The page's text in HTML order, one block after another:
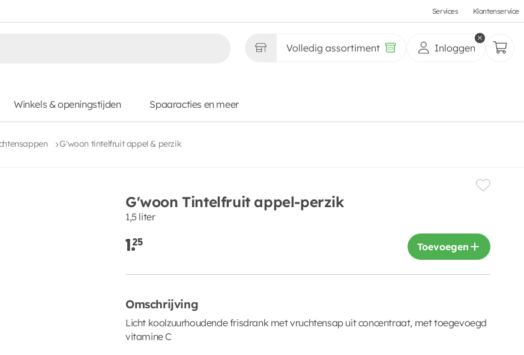
Services Klantenservice
Volledig assortiment Inloggen
Winkels & openingstijden Spaaracties en meer
G'woon tintelfruit appel & perzik
G'woon Tintelfruit appel-perzik
1,5 liter
1.25 Toevoegen
Omschrijving
Licht koolzuurhoudende frisdrank met vruchtensap uit concentraat, met toegevoegd
vitamine C